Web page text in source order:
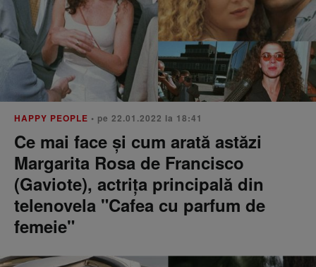
HAPPY PEOPLE • pe 22.01.2022 la 18:41
Ce mai face și cum arată astăzi
Margarita Rosa de Francisco
(Gaviote), actrița principală din
telenovela "Cafea cu parfum de
femeie"